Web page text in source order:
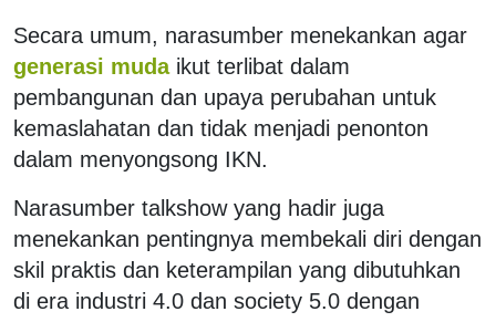
Secara umum, narasumber menekankan agar
generasi muda ikut terlibat dalam
pembangunan dan upaya perubahan untuk
kemaslahatan dan tidak menjadi penonton
dalam menyongsong IKN.
Narasumber talkshow yang hadir juga
menekankan pentingnya membekali diri dengan
skil praktis dan keterampilan yang dibutuhkan
di era industri 4.0 dan society 5.0 dengan